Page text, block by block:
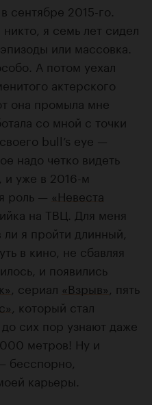
сентябре 2015-го.
я семь лет сидел
или массовка.
А потом уехал
актерского
она промыла мне
со мной с точки
bull’s eye —
надо четко видеть
и уже в 2016-м
роль — «Невеста
на ТВЦ. Для меня
ли я пройти длинный,
в кино, не сбавляя
и появились
, сериал «Взрыв» , пять
, который стал
сих пор узнают даже
метров! Ну и
бесспорно,
карьеры.